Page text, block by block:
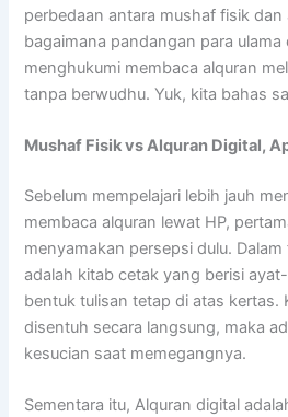
perbedaan antara mushaf fisik dan
bagaimana pandangan para
menghukumi membaca alquran
tanpa berwudhu. Yuk, kita bahas
Mushaf Fisik vs Alquran Digital,
Sebelum mempelajari lebih jauh
membaca alquran lewat HP,
menyamakan persepsi dulu.
adalah kitab cetak yang berisi
bentuk tulisan tetap di atas kertas.
disentuh secara langsung, maka
kesucian saat memegangnya.
Sementara itu, Alquran digital